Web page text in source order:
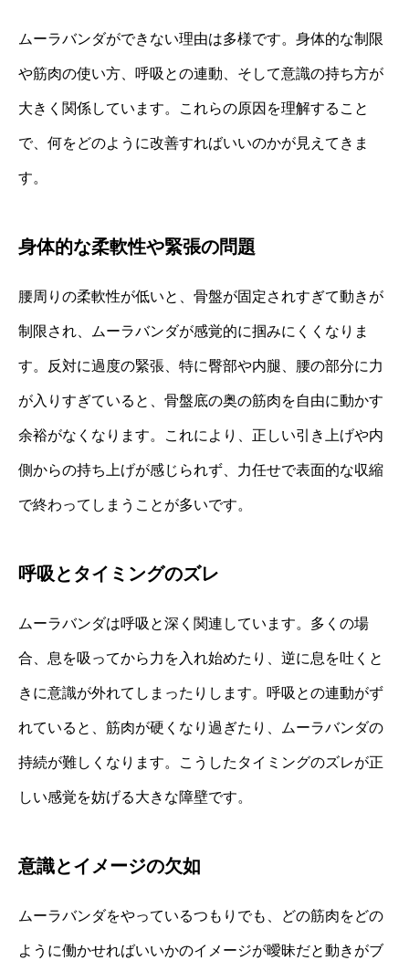
ムーラバンダができない理由は多様です。身体的な制限
や筋肉の使い方、呼吸との連動、そして意識の持ち方が
大きく関係しています。これらの原因を理解すること
で、何をどのように改善すればいいのかが見えてきま
す。
身体的な柔軟性や緊張の問題
腰周りの柔軟性が低いと、骨盤が固定されすぎて動きが
制限され、ムーラバンダが感覚的に掴みにくくなりま
す。反対に過度の緊張、特に臀部や内腿、腰の部分に力
が入りすぎていると、骨盤底の奥の筋肉を自由に動かす
余裕がなくなります。これにより、正しい引き上げや内
側からの持ち上げが感じられず、力任せで表面的な収縮
で終わってしまうことが多いです。
呼吸とタイミングのズレ
ムーラバンダは呼吸と深く関連しています。多くの場
合、息を吸ってから力を入れ始めたり、逆に息を吐くと
きに意識が外れてしまったりします。呼吸との連動がず
れていると、筋肉が硬くなり過ぎたり、ムーラバンダの
持続が難しくなります。こうしたタイミングのズレが正
しい感覚を妨げる大きな障壁です。
意識とイメージの欠如
ムーラバンダをやっているつもりでも、どの筋肉をどの
ように働かせればいいかのイメージが曖昧だと動きがブ